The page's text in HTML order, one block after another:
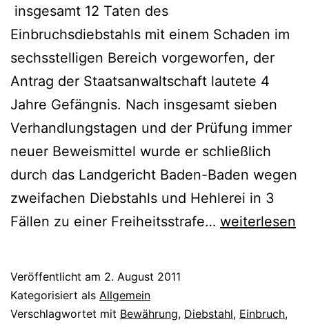
insgesamt 12 Taten des
Einbruchsdiebstahls mit einem Schaden im
sechsstelligen Bereich vorgeworfen, der
Antrag der Staatsanwaltschaft lautete 4
Jahre Gefängnis. Nach insgesamt sieben
Verhandlungstagen und der Prüfung immer
neuer Beweismittel wurde er schließlich
durch das Landgericht Baden-Baden wegen
zweifachen Diebstahls und Hehlerei in 3
Fällen zu einer Freiheitsstrafe… weiterlesen
Veröffentlicht am 2. August 2011
Kategorisiert als Allgemein
Verschlagwortet mit Bewährung, Diebstahl, Einbruch,